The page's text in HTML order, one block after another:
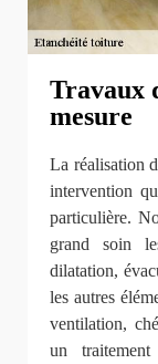
Travaux
mesure
La réalisation
intervention
particulière.
grand soin
dilatation,
les autres
ventilation,
un